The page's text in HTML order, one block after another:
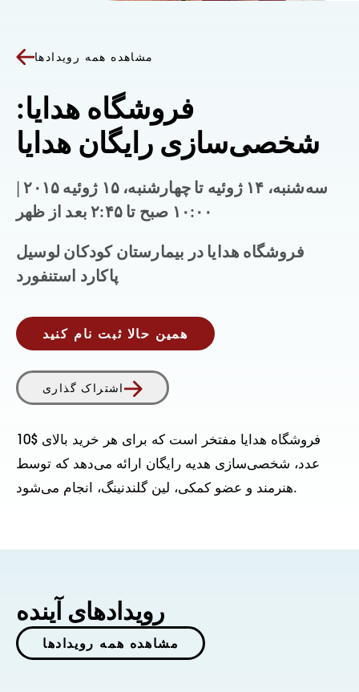
مشاهده همه رویدادها
فروشگاه هدایا:
شخصی‌سازی رایگان هدایا
سه‌شنبه، ۱۴ ژوئیه تا چهارشنبه، ۱۵ ژوئیه ۲۰۱۵ |
۱۰:۰۰ صبح تا ۲:۴۵ بعد از ظهر
فروشگاه هدایا در بیمارستان کودکان لوسیل
پاکارد استنفورد
همین حالا ثبت نام کنید
اشتراک گذاری
فروشگاه هدایا مفتخر است که برای هر خرید بالای $10
عدد، شخصی‌سازی هدیه رایگان ارائه می‌دهد که توسط
هنرمند و عضو کمکی، لین گلندنینگ، انجام می‌شود.
رویدادهای آینده
مشاهده همه رویدادها